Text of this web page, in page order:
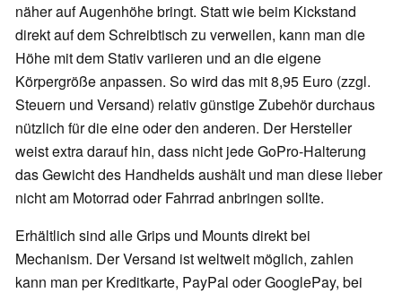
näher auf Augenhöhe bringt. Statt wie beim Kickstand
direkt auf dem Schreibtisch zu verweilen, kann man die
Höhe mit dem Stativ variieren und an die eigene
Körpergröße anpassen. So wird das mit 8,95 Euro (zzgl.
Steuern und Versand) relativ günstige Zubehör durchaus
nützlich für die eine oder den anderen. Der Hersteller
weist extra darauf hin, dass nicht jede GoPro-Halterung
das Gewicht des Handhelds aushält und man diese lieber
nicht am Motorrad oder Fahrrad anbringen sollte.
Erhältlich sind alle Grips und Mounts direkt bei
Mechanism. Der Versand ist weltweit möglich, zahlen
kann man per Kreditkarte, PayPal oder GooglePay, bei